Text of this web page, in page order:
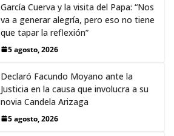
García Cuerva y la visita del Papa: “Nos
va a generar alegría, pero eso no tiene
que tapar la reflexión”
5 agosto, 2026
Declaró Facundo Moyano ante la
Justicia en la causa que involucra a su
novia Candela Arizaga
5 agosto, 2026